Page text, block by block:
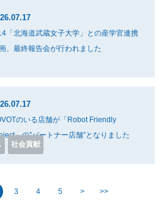
「北海道武蔵女子大学」との産学官連携
、最終報告会が行われました
のいる店舗が「Robot Friendly
」の”パートナー店舗”となりました
社会貢献
3 4 5 > >>